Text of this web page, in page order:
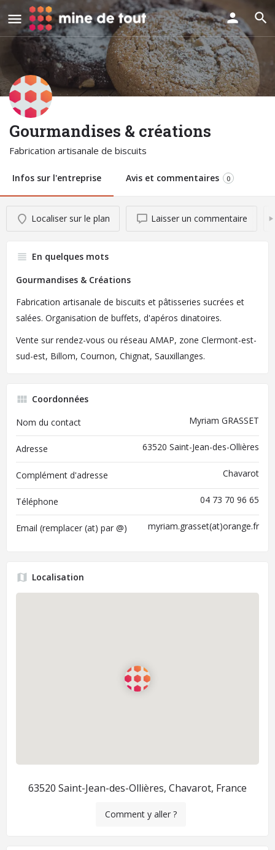
Gourmandises & créations
Fabrication artisanale de biscuits
Infos sur l'entreprise Avis et commentaires 0
Localiser sur le plan Laisser un commentaire
En quelques mots
Gourmandises & Créations
Fabrication artisanale de biscuits et pâtisseries sucrées et
salées. Organisation de buffets, d'apéros dinatoires.
Vente sur rendez-vous ou réseau AMAP, zone Clermont-est-
sud-est, Billom, Cournon, Chignat, Sauxillanges.
Coordonnées
Nom du contact
Myriam GRASSET
Adresse 63520 Saint-Jean-des-Ollières
Complément d'adresse Chavarot
Téléphone 04 73 70 96 65
Email (remplacer (at) par @) myriam.grasset(at)orange.fr
Localisation
63520 Saint-Jean-des-Ollières, Chavarot, France
Comment y aller ?